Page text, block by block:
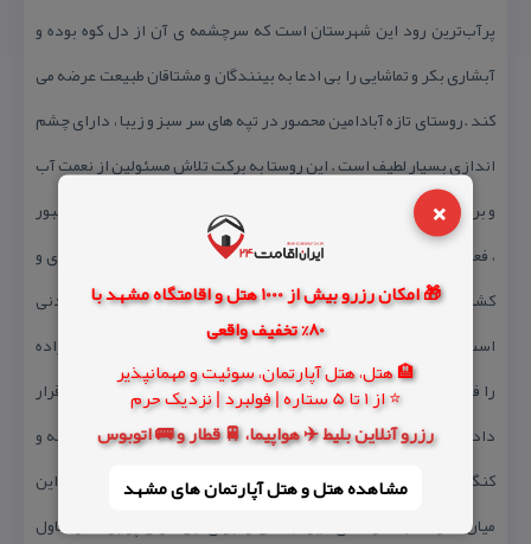
×
🎁 امکان رزرو بیش از 1000 هتل و اقامتگاه مشهد با
80% تخفیف واقعی
🏨 هتل، هتل آپارتمان، سوئیت و مهمانپذیر
⭐ از 1 تا 5 ستاره | فولبرد | نزدیک حرم
رزرو آنلاین بلیط ✈️ هواپیما، 🚆 قطار و 🚌 اتوبوس
مشاهده هتل و هتل‌ آپارتمان های مشهد
پرآب‌ترین رود این شهرستان است كه سرچشمه ی آن از دل كوه بوده و
آبشاری بكر و تماشایی را بی ادعا به بینندگان و مشتاقان طبیعت عرضه می
كند .روستای تازه آبادامین محصور در تپه های سر سبز و زیبا ، دارای چشم
اندازی بسیار لطیف است . این روستا به بركت تلاش مسئولین از نعمت آب
و برق و گاز برخوردار می باشد . روستای تازه آباد امین دارای جوانانی صبور
، فعال و تحصیلكرده می باشد كه در كنار تحصیل علم به شغل دامداری و
كشاورزی و باغبانی اشتغال دارند . فعالیت خانم های روستا نیز مثال زدنی
است ، آنان كه با ابتدایی ترین امكانات ، زمینه ی راحتی و آسایش خانواده
را فراهم می آورند و با تلاش خود نعمت خدا را در سفره های پر رونق قرار
داده و محصولات لذیذی چون دوغ ، ماست ، كره ، نان ساجی ، پشی ، كلانه و
كنگر سور را تدارك دیده و برای اهل خانه و مهمانان مهیا ساخته اند . در این
میان ماموستا با ذكر دعای خیر مهمانان را برای این خوان پر بركت و تناول